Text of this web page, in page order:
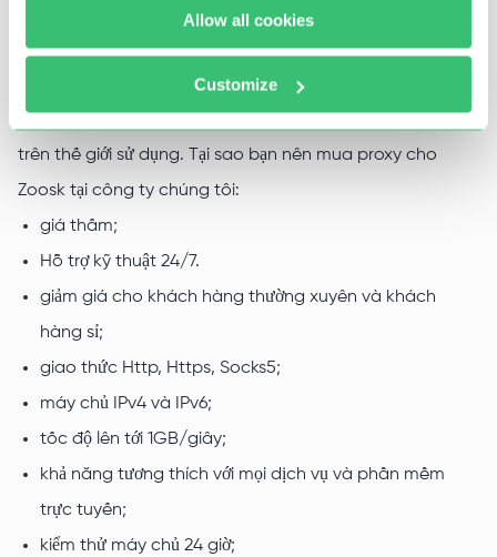
Allow all cookies
Customize
Tại sao nên mua proxy cho Zoosk
từ Proxy-Seller
trên thế giới sử dụng. Tại sao bạn nên mua proxy cho
Zoosk tại công ty chúng tôi:
giá thấm;
Hỗ trợ kỹ thuật 24/7.
giảm giá cho khách hàng thường xuyên và khách
hàng sỉ;
giao thức Http, Https, Socks5;
máy chủ IPv4 và IPv6;
tốc độ lên tới 1GB/giây;
khả năng tương thích với mọi dịch vụ và phần mềm
trực tuyến;
kiểm thử máy chủ 24 giờ;